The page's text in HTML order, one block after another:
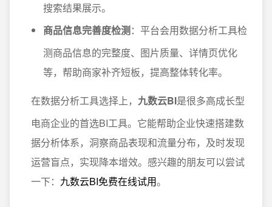
搜索结果展示。
商品信息完善度检测：平台会用数据分析工具检
测商品信息的完整度、图片质量、详情页优化
等，帮助商家补齐短板，提高整体转化率。
在数据分析工具选择上， 九数云BI是很多高成长型
电商企业的首选BI工具。它能帮助企业快速搭建数
据分析体系，洞察商品表现和流量分布，及时发现
运营盲点，实现降本增效。感兴趣的朋友可以尝试
一下： 九数云BI免费在线试用。